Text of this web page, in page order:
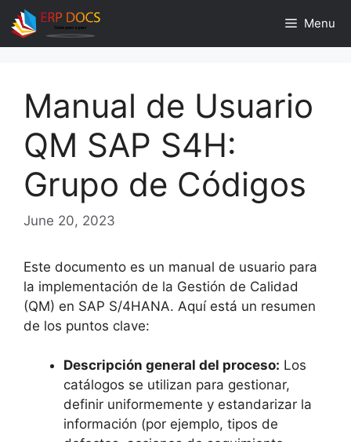
Skip
to
content
Menu
Manual de Usuario
QM SAP S4H:
Grupo de Códigos
June 20, 2023
Este documento es un manual de usuario para
la implementación de la Gestión de Calidad
(QM) en SAP S/4HANA. Aquí está un resumen
de los puntos clave:
Descripción general del proceso: Los
catálogos se utilizan para gestionar,
definir uniformemente y estandarizar la
información (por ejemplo, tipos de